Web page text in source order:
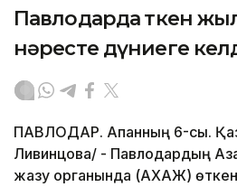
Павлодарда өткен
нәресте дүниеге
ПАВЛОДАР. Ақпанның 6-сы.
Ливинцова/ - Павлодардың
жазу органында (АХАЖ)